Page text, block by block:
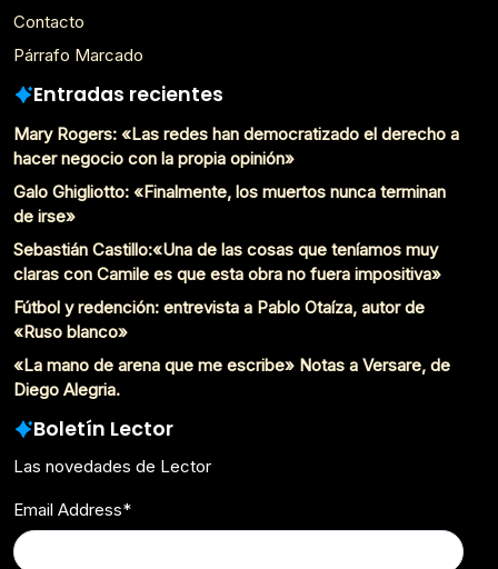
Contacto
Párrafo Marcado
Entradas recientes
Mary Rogers: «Las redes han democratizado el derecho a
hacer negocio con la propia opinión»
Galo Ghigliotto: «Finalmente, los muertos nunca terminan
de irse»
Sebastián Castillo:«Una de las cosas que teníamos muy
claras con Camile es que esta obra no fuera impositiva»
Fútbol y redención: entrevista a Pablo Otaíza, autor de
«Ruso blanco»
«La mano de arena que me escribe» Notas a Versare, de
Diego Alegria.
Boletín Lector
Las novedades de Lector
Email Address*